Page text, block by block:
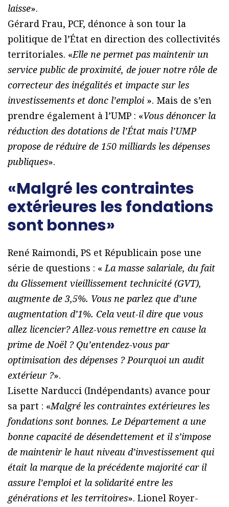
laisse».
Gérard Frau, PCF, dénonce à son tour la
politique de l’État en direction des collectivités
territoriales. «Elle ne permet pas maintenir un
service public de proximité, de jouer notre rôle de
correcteur des inégalités et impacte sur les
investissements et donc l’emploi ». Mais de s’en
prendre également à l’UMP : «Vous dénoncer la
réduction des dotations de l’État mais l’UMP
propose de réduire de 150 milliards les dépenses
publiques».
«Malgré les contraintes
extérieures les fondations
sont bonnes»
René Raimondi, PS et Républicain pose une
série de questions : «La masse salariale, du fait
du Glissement vieillissement technicité (GVT),
augmente de 3,5%. Vous ne parlez que d’une
augmentation d’1%. Cela veut-il dire que vous
allez licencier? Allez-vous remettre en cause la
prime de Noël ? Qu’entendez-vous par
optimisation des dépenses ? Pourquoi un audit
extérieur ?».
Lisette Narducci (Indépendants) avance pour
sa part : «Malgré les contraintes extérieures les
fondations sont bonnes. Le Département a une
bonne capacité de désendettement et il s’impose
de maintenir le haut niveau d’investissement qui
était la marque de la précédente majorité car il
assure l’emploi et la solidarité entre les
générations et les territoires». Lionel Royer-